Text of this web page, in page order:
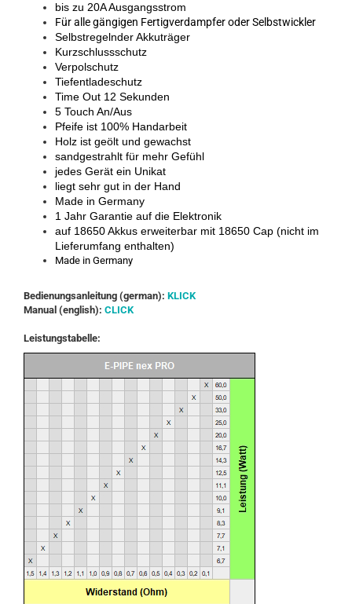
bis zu 20A Ausgangsstrom
Für alle gängigen Fertigverdampfer oder Selbstwickler
Selbstregelnder Akkuträger
Kurzschlussschutz
Verpolschutz
Tiefentladeschutz
Time Out 12 Sekunden
5 Touch An/Aus
Pfeife ist 100% Handarbeit
Holz ist geölt und gewachst
sandgestrahlt für mehr Gefühl
jedes Gerät ein Unikat
liegt sehr gut in der Hand
Made in Germany
1 Jahr Garantie auf die Elektronik
auf 18650 Akkus erweiterbar mit 18650 Cap (nicht im
Lieferumfang enthalten)
Made in Germany
Bedienungsanleitung (german): KLICK
Manual (english): CLICK
Leistungstabelle: